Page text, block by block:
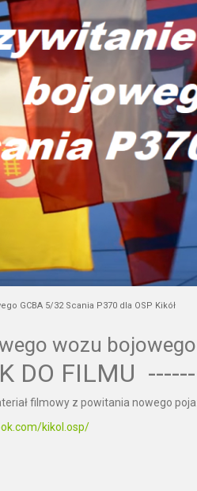
GCBA 5/32 Scania P370 dla OSP Kikół
wozu
DO FILMU ------
filmowy z powitania nowego
kikol.osp/